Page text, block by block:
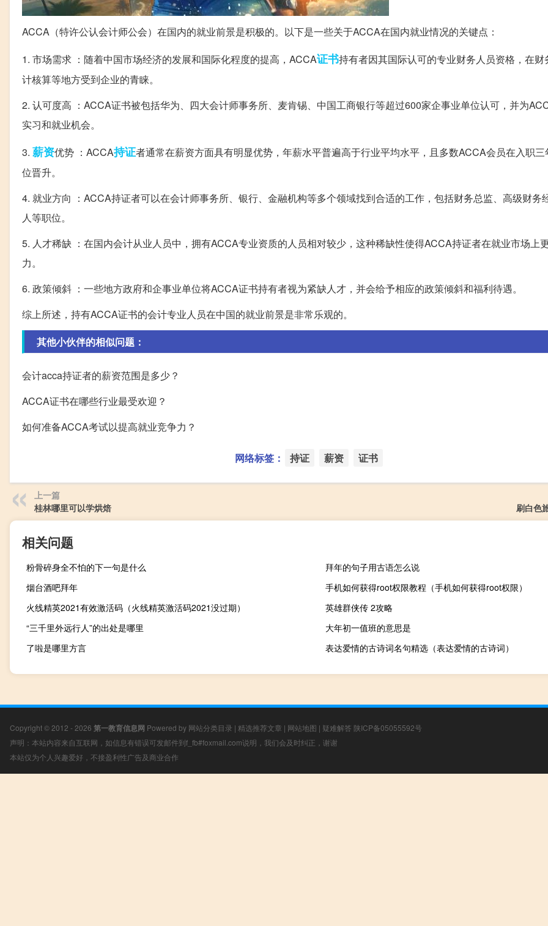
ACCA（特许公认会计师公会）在国内的就业前景是积极的。以下是一些关于ACCA在国内就业情况的关键点：
1. 市场需求 ：随着中国市场经济的发展和国际化程度的提高，ACCA证书持有者因其国际认可的专业财务人员资格，在财
计核算等地方受到企业的青睐。
2. 认可度高 ：ACCA证书被包括华为、四大会计师事务所、麦肯锡、中国工商银行等超过600家企事业单位认可，并为
实习和就业机会。
3. 薪资优势 ：ACCA持证者通常在薪资方面具有明显优势，年薪水平普遍高于行业平均水平，且多数ACCA会员在入职
位晋升。
4. 就业方向 ：ACCA持证者可以在会计师事务所、银行、金融机构等多个领域找到合适的工作，包括财务总监、高级财务
人等职位。
5. 人才稀缺 ：在国内会计从业人员中，拥有ACCA专业资质的人员相对较少，这种稀缺性使得ACCA持证者在就业市场上
力。
6. 政策倾斜 ：一些地方政府和企事业单位将ACCA证书持有者视为紧缺人才，并会给予相应的政策倾斜和福利待遇。
综上所述，持有ACCA证书的会计专业人员在中国的就业前景是非常乐观的。
其他小伙伴的相似问题：
会计acca持证者的薪资范围是多少？
ACCA证书在哪些行业最受欢迎？
如何准备ACCA考试以提高就业竞争力？
网络标签： 持证 薪资 证书
上一篇
桂林哪里可以学烘焙
刷白色
相关问题
粉骨碎身全不怕的下一句是什么
拜年的句子用古语怎么说
烟台酒吧拜年
手机如何获得root权限教程（手机如何获得root权限）
火线精英2021有效激活码（火线精英激活码2021没过期）
英雄群侠传 2攻略
“三千里外远行人”的出处是哪里
大年初一值班的意思是
了啦是哪里方言
表达爱情的古诗词名句精选（表达爱情的古诗词）
Copyright © 2012 - 2026 第一教育信息网 Powered by 网站分类目录 | 精选推荐文章 | 网站地图 | 疑难解答 陕ICP备05055592号
声明：本站内容来自互联网，如信息有错误可发邮件到f_fb#foxmail.com说明，我们会及时纠正，谢谢
本站仅为个人兴趣爱好，不接盈利性广告及商业合作